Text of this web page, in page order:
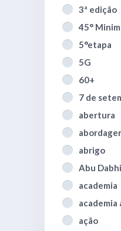
3ª edição
45°
5°etapa
5G
60+
7 de
abertura
abrigo
Abu Dabhi
academia
academia
ação